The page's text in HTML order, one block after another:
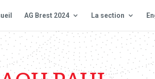
AG Brest 2024 La section